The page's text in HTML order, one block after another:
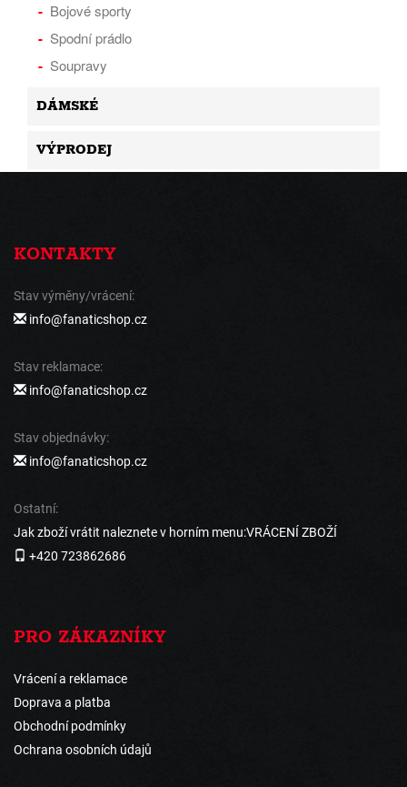
Bojové sporty
Spodní prádlo
Soupravy
DÁMSKÉ
VÝPRODEJ
KONTAKTY
Stav výměny/vrácení:
info@fanaticshop.cz
Stav reklamace:
info@fanaticshop.cz
Stav objednávky:
info@fanaticshop.cz
Ostatní:
Jak zboží vrátit naleznete v horním menu:VRÁCENÍ ZBOŽÍ
+420 723862686
PRO ZÁKAZNÍKY
Vrácení a reklamace
Doprava a platba
Obchodní podmínky
Ochrana osobních údajů